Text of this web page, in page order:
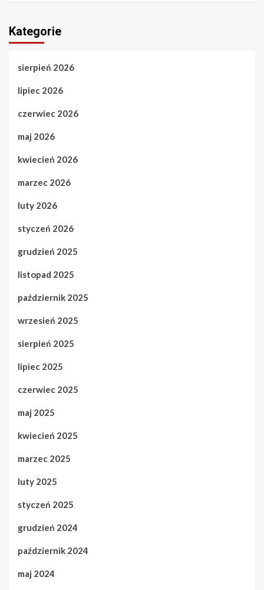
Kategorie
sierpień 2026
lipiec 2026
czerwiec 2026
maj 2026
kwiecień 2026
marzec 2026
luty 2026
styczeń 2026
grudzień 2025
listopad 2025
październik 2025
wrzesień 2025
sierpień 2025
lipiec 2025
czerwiec 2025
maj 2025
kwiecień 2025
marzec 2025
luty 2025
styczeń 2025
grudzień 2024
październik 2024
maj 2024